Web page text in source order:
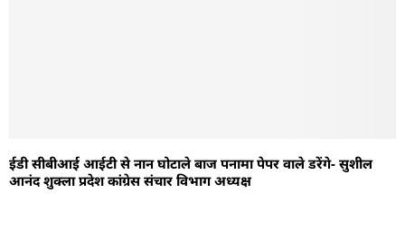
ईडी सीबीआई आईटी से नान घोटाले बाज पनामा पेपर वाले डरेंगे- सुशील
आनंद शुक्ला प्रदेश कांग्रेस संचार विभाग अध्यक्ष